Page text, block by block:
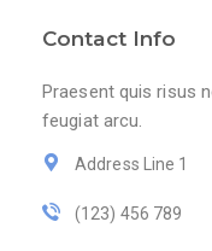
Contact Info
Praesent quis risus
feugiat arcu.
Address Line 1
(123) 456 789